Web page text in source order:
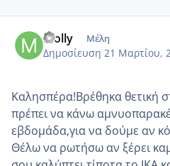
molly Μέλη
Δημοσίευση 21 Μαρτίου,
Καλησπέρα!Βρέθηκα θετική
πρέπει να κάνω
εβδομάδα,για να δούμε αν
Θέλω να ρωτήσω αν ξέρει